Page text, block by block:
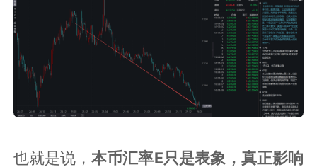
也就是说，本币汇率E只是表象，真正影响